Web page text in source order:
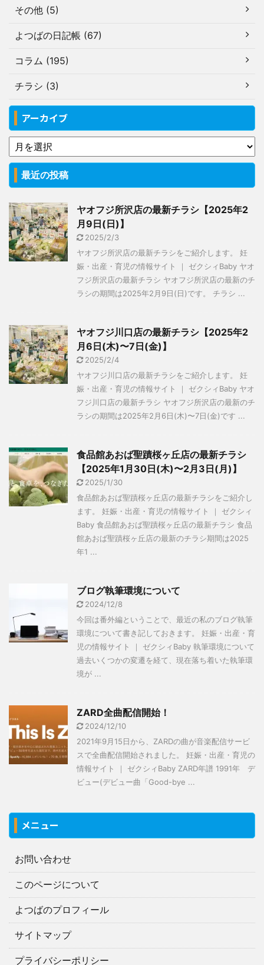
その他 (5)
よつばの日記帳 (67)
コラム (195)
チラシ (3)
アーカイブ
最近の投稿
ヤオフジ所沢店の最新チラシ【2025年2
月9日(日)】
2025/2/3
ヤオフジ所沢店の最新チラシをご紹介します。 妊
娠・出産・育児の情報サイト ｜ ゼクシィBaby ヤオ
フジ所沢店の最新チラシ ヤオフジ所沢店の最新のチ
ラシの期間は2025年2月9日(日)です。 チラシ ...
ヤオフジ川口店の最新チラシ【2025年2
月6日(木)〜7日(金)】
2025/2/4
ヤオフジ川口店の最新チラシをご紹介します。 妊
娠・出産・育児の情報サイト ｜ ゼクシィBaby ヤオ
フジ川口店の最新チラシ ヤオフジ所沢店の最新のチ
ラシの期間は2025年2月6日(木)〜7日(金)です ...
食品館あおば聖蹟桜ヶ丘店の最新チラシ
【2025年1月30日(木)〜2月3日(月)】
2025/1/30
食品館あおば聖蹟桜ヶ丘店の最新チラシをご紹介し
ます。 妊娠・出産・育児の情報サイト ｜ ゼクシィ
Baby 食品館あおば聖蹟桜ヶ丘店の最新チラシ 食品
館あおば聖蹟桜ヶ丘店の最新のチラシ期間は2025
年1 ...
ブログ執筆環境について
2024/12/8
今回は番外編ということで、最近の私のブログ執筆
環境について書き記しておきます。 妊娠・出産・育
児の情報サイト ｜ ゼクシィBaby 執筆環境について
過去いくつかの変遷を経て、現在落ち着いた執筆環
境が ...
ZARD全曲配信開始！
2024/12/10
2021年9月15日から、ZARDの曲が音楽配信サービ
スで全曲配信開始されました。 妊娠・出産・育児の
情報サイト ｜ ゼクシィBaby ZARD年譜 1991年 デ
ビュー(デビュー曲「Good-bye ...
メニュー
お問い合わせ
このページについて
よつばのプロフィール
サイトマップ
プライバシーポリシー